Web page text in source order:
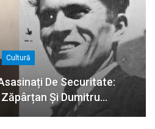
Cultură
De Securitate:
Și Dumitru…